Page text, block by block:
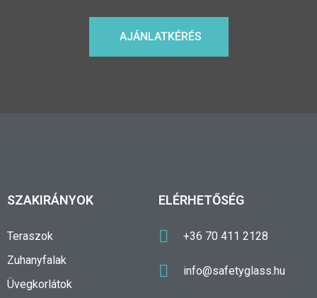
AJÁNLATKÉRÉS
SZAKIRÁNYOK
Teraszok
Zuhanyfalak
Üvegkorlátok
ELÉRHETŐSÉG
+36 70 411 2128
info@safetyglass.hu